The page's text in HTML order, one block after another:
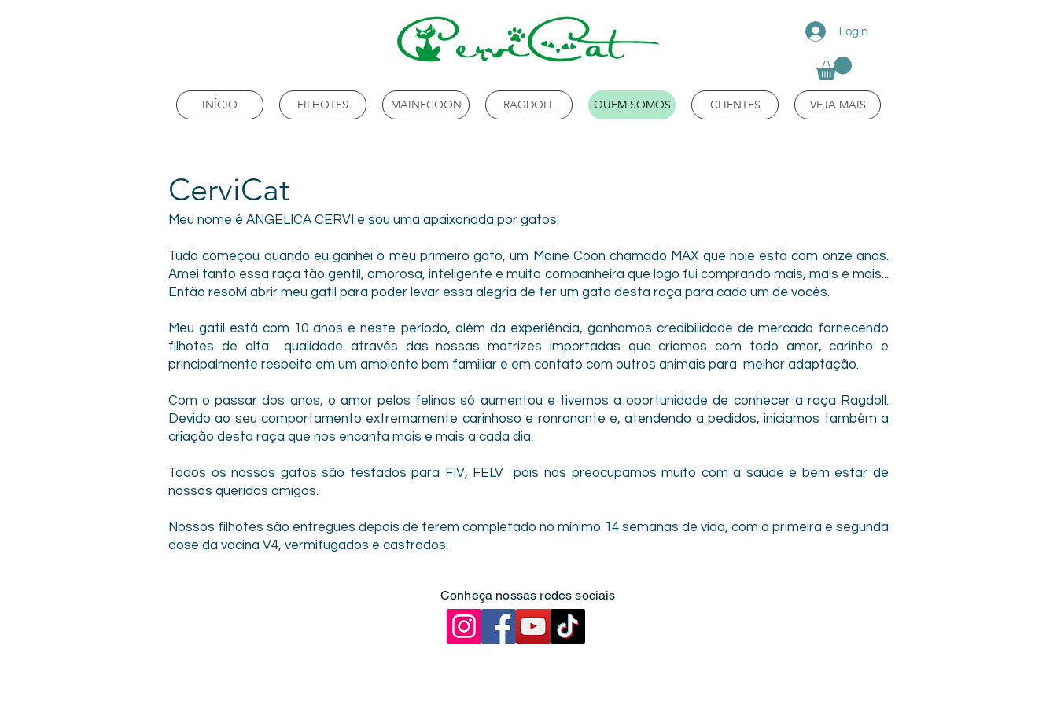
Login
INÍCIO FILHOTES MAINECOON RAGDOLL QUEM SOMOS CLIENTES VEJA MAIS
CerviCat
Meu nome é ANGELICA CERVI e sou uma apaixonada por gatos.
Tudo começou quando eu ganhei o meu primeiro gato, um Maine Coon chamado MAX que hoje está com onze anos.
Amei tanto essa raça tão gentil, amorosa, inteligente e muito companheira que logo fui comprando mais, mais e mais...
Então resolvi abrir meu gatil para poder levar essa alegria de ter um gato desta raça para cada um de vocês.
Meu gatil está com 10 anos e neste período, além da experiência, ganhamos credibilidade de mercado fornecendo
filhotes de alta qualidade através das nossas matrizes importadas que criamos com todo amor, carinho e
principalmente respeito em um ambiente bem familiar e em contato com outros animais para melhor adaptação.
Com o passar dos anos, o amor pelos felinos só aumentou e tivemos a oportunidade de conhecer a raça Ragdoll.
Devido ao seu comportamento extremamente carinhoso e ronronante e, atendendo a pedidos, iniciamos também a
criação desta raça que nos encanta mais e mais a cada dia.
Todos os nossos gatos são testados para FIV, FELV pois nos preocupamos muito com a saúde e bem estar de
nossos queridos amigos.
Nossos filhotes são entregues depois de terem completado no mínimo 14 semanas de vida, com a primeira e segunda
dose da vacina V4, vermifugados e castrados.
Conheça nossas redes sociais